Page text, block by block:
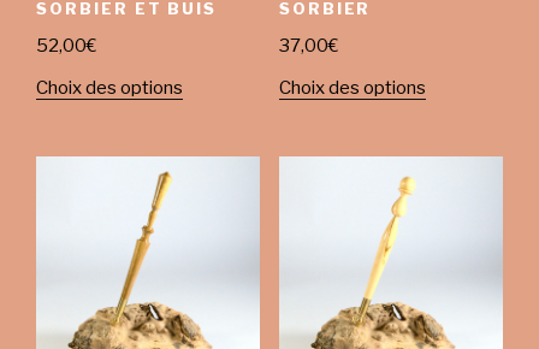
SORBIER ET BUIS
52,00€
Choix des options
SORBIER
37,00€
Choix des options